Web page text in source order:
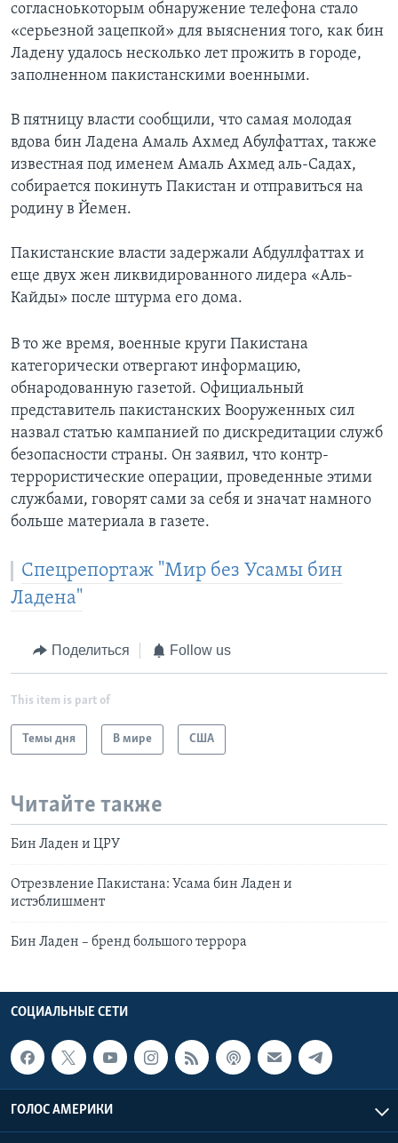
согласноькоторым обнаружение телефона стало
«серьезной зацепкой» для выяснения того, как бин
Ладену удалось несколько лет прожить в городе,
заполненном пакистанскими военными.
В пятницу власти сообщили, что самая молодая
вдова бин Ладена Амаль Ахмед Абулфаттах, также
известная под именем Амаль Ахмед аль-Садах,
собирается покинуть Пакистан и отправиться на
родину в Йемен.
Пакистанские власти задержали Абдуллфаттах и
еще двух жен ликвидированного лидера «Аль-
Кайды» после штурма его дома.
В то же время, военные круги Пакистана
категорически отвергают информацию,
обнародованную газетой. Официальный
представитель пакистанских Вооруженных сил
назвал статью кампанией по дискредитации служб
безопасности страны. Он заявил, что контр-
террористические операции, проведенные этими
службами, говорят сами за себя и значат намного
больше материала в газете.
Спецрепортаж "Мир без Усамы бин
Ладена"
Поделиться Follow us
This item is part of
Темы дня В мире США
Читайте также
Бин Ладен и ЦРУ
Отрезвление Пакистана: Усама бин Ладен и
истэблишмент
Бин Ладен – бренд большого террора
СОЦИАЛЬНЫЕ СЕТИ
ГОЛОС АМЕРИКИ